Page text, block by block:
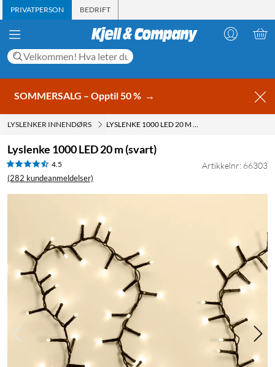
PRIVATPERSON BEDRIFT
SOMMERSALG – Opptil 50 % →
LYSLENKER INNENDØRS LYSLENKE 1000 LED 20 M (SVART)
Lyslenke 1000 LED 20 m (svart)
4.5
(282 kundeanmeldelser)
Artikkelnr: 66303